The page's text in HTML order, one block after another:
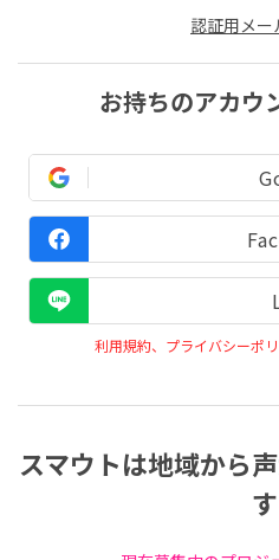
認証用メー
お持ちのアカウ
利用規約、プライバシーポ
スマウトは地域から
す